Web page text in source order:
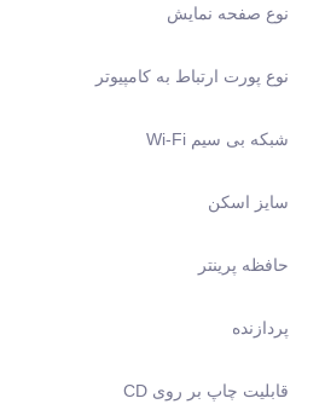
نوع صفحه نمایش
نوع پورت ارتباط به کامپیوتر
شبکه بی سیم Wi-Fi
سایز اسکن
حافظه پرینتر
پردازنده
قابلیت چاپ بر روی CD